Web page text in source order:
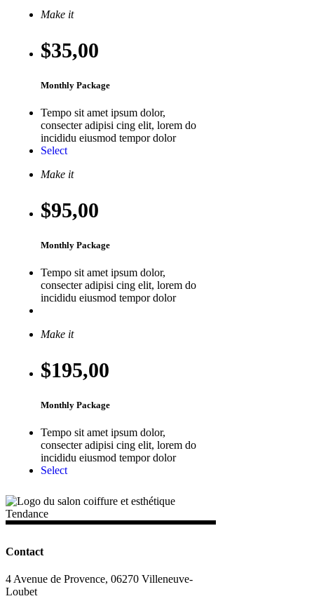
Make it
$35,00
Monthly Package
Tempo sit amet ipsum dolor,
consecter adipisi cing elit, lorem do
incididu eiusmod tempor dolor
Select
Make it
$95,00
Monthly Package
Tempo sit amet ipsum dolor,
consecter adipisi cing elit, lorem do
incididu eiusmod tempor dolor
Make it
$195,00
Monthly Package
Tempo sit amet ipsum dolor,
consecter adipisi cing elit, lorem do
incididu eiusmod tempor dolor
Select
Contact
4 Avenue de Provence, 06270 Villeneuve-
Loubet